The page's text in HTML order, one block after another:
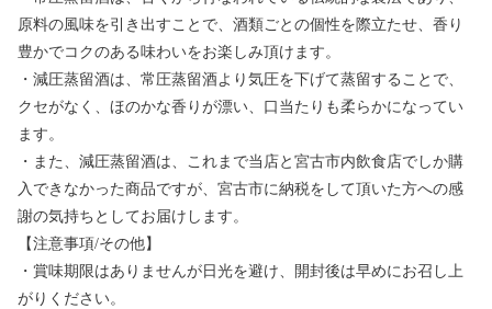
原料の風味を引き出すことで、酒類ごとの個性を際立たせ、香り
豊かでコクのある味わいをお楽しみ頂けます。
・減圧蒸留酒は、常圧蒸留酒より気圧を下げて蒸留することで、
クセがなく、ほのかな香りが漂い、口当たりも柔らかになってい
ます。
・また、減圧蒸留酒は、これまで当店と宮古市内飲食店でしか購
入できなかった商品ですが、宮古市に納税をして頂いた方への感
謝の気持ちとしてお届けします。
【注意事項/その他】
・賞味期限はありませんが日光を避け、開封後は早めにお召し上
がりください。